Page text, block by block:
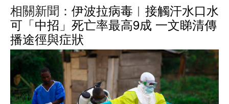
相關新聞： 伊波拉病毒︱接觸汗水口水
可「中招」死亡率最高9成 一文睇清傳
播途徑與症狀